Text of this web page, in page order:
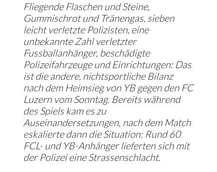
Fliegende Flaschen und Steine,
Gummischrot und Tränengas, sieben
leicht verletzte Polizisten, eine
unbekannte Zahl verletzter
Fussballanhänger, beschädigte
Polizeifahrzeuge und Einrichtungen: Das
ist die andere, nichtsportliche Bilanz
nach dem Heimsieg von YB gegen den FC
Luzern vom Sonntag. Bereits während
des Spiels kam es zu
Auseinandersetzungen, nach dem Match
eskalierte dann die Situation: Rund 60
FCL- und YB-Anhänger lieferten sich mit
der Polizei eine Strassenschlacht.